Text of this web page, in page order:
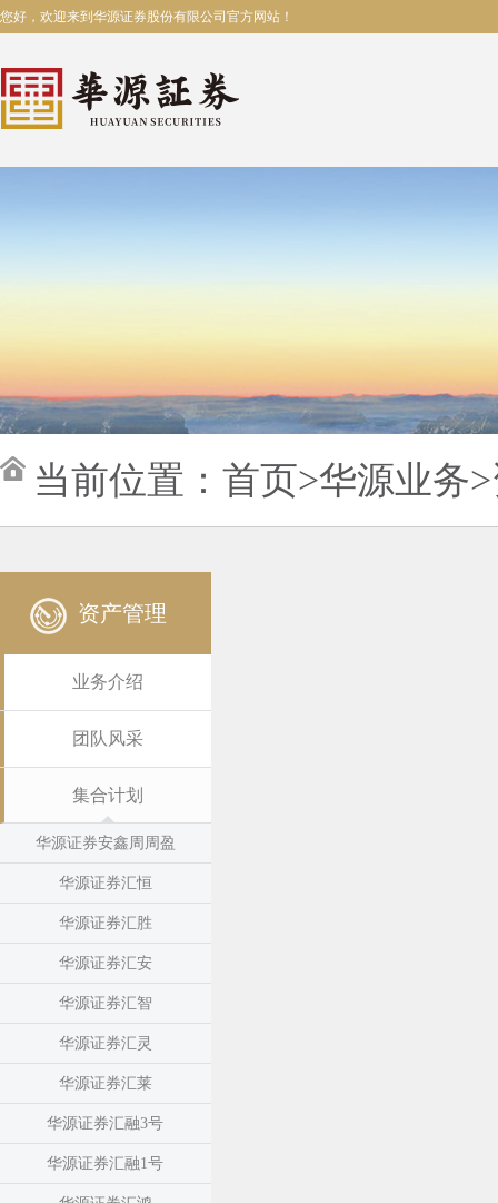
您好，欢迎来到华源证券股份有限公司官方网站！
当前位置： 首页>华源业务>
资产管理
业务介绍
团队风采
集合计划
华源证券安鑫周周盈
华源证券汇恒
华源证券汇胜
华源证券汇安
华源证券汇智
华源证券汇灵
华源证券汇莱
华源证券汇融3号
华源证券汇融1号